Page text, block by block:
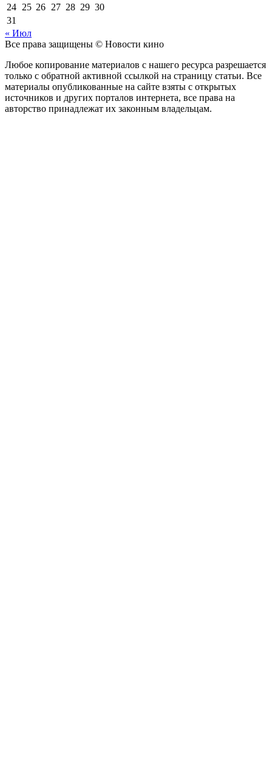
24 25 26 27 28 29 30
31
« Июл
Все права защищены © Новости кино
Любое копирование материалов с нашего ресурса разрешается
только с обратной активной ссылкой на страницу статьи. Все
материалы опубликованные на сайте взяты с открытых
источников и других порталов интернета, все права на
авторство принадлежат их законным владельцам.